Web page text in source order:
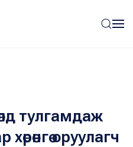
тулгамдаж
оруулагч